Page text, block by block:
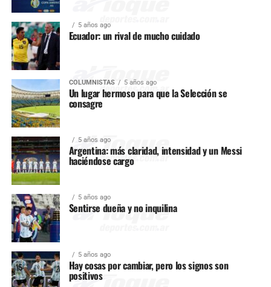
5 años ago
Ecuador: un rival de mucho cuidado
COLUMNISTAS 5 años ago
Un lugar hermoso para que la Selección se
consagre
5 años ago
Argentina: más claridad, intensidad y un Messi
haciéndose cargo
5 años ago
Sentirse dueña y no inquilina
5 años ago
Hay cosas por cambiar, pero los signos son
positivos